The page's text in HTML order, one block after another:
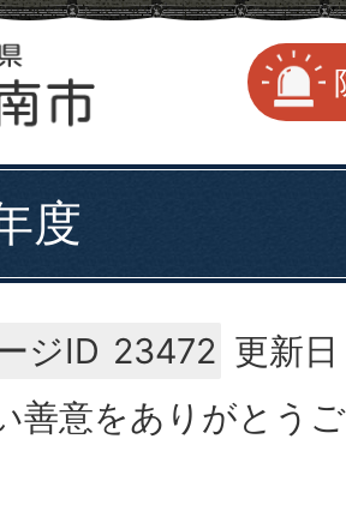
度
ジID 23472 更新
善意をありがとう